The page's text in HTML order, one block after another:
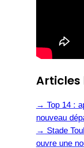
Articles
→ Top 14 :
nouveau
→ Stade
ouvre une